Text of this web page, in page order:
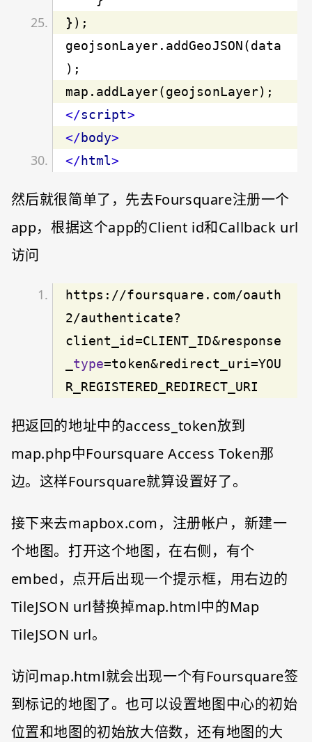
geojsonLayer.addGeoJSON(data
</script>
</body>
</html>
然后就很简单了，先去Foursquare注册一个
app，根据这个app的Client id和Callback url
访问
https://foursquare.com/oauth
2/authenticate?
client_id=CLIENT_ID&response
type=token&redirect_uri=YOU
R_REGISTERED_REDIRECT_URI
把返回的地址中的access_token放到
map.php中Foursquare Access Token那
边。这样Foursquare就算设置好了。
接下来去mapbox.com，注册帐户，新建一
个地图。打开这个地图，在右侧，有个
embed，点开后出现一个提示框，用右边的
TileJSON url替换掉map.html中的Map
TileJSON url。
访问map.html就会出现一个有Foursquare签
到标记的地图了。也可以设置地图中心的初始
位置和地图的初始放大倍数，还有地图的大